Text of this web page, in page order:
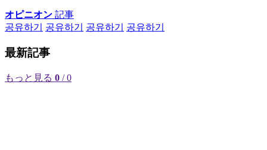
オピニオン 記事
공유하기
공유하기 공유하기 공유하기
最新記事
もっと見る 0 / 0